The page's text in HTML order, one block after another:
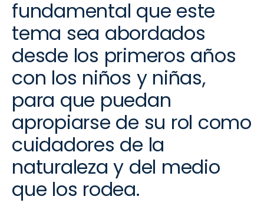
fundamental que este
tema sea abordados
desde los primeros años
con los niños y niñas,
para que puedan
apropiarse de su rol como
cuidadores de la
naturaleza y del medio
que los rodea.